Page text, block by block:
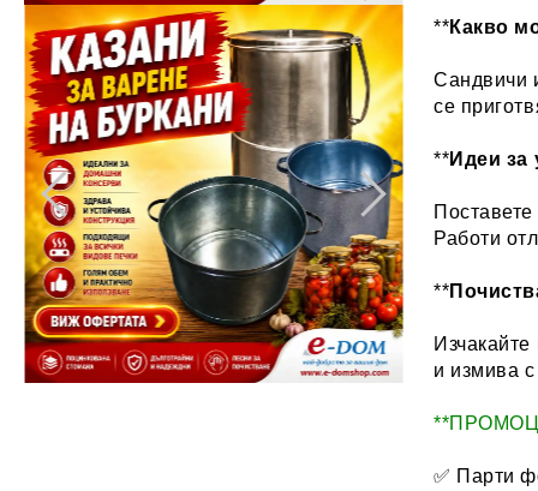
**Какво
Сандвичи
се
**Идеи за
Работи
**
и измива
✅ Парти